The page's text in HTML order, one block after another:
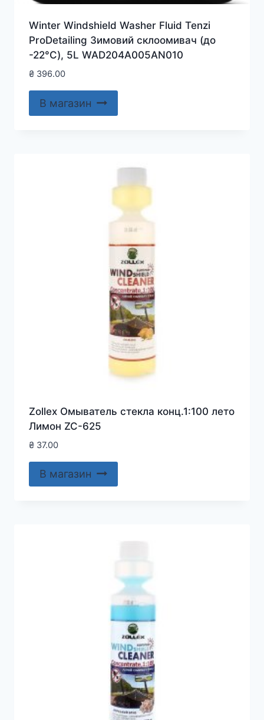
Winter Windshield Washer Fluid Tenzi
ProDetailing Зимовий склоомивач (до
-22°C), 5L WAD204A005AN010
₴396.00
В магазин
Zollex Омыватель стекла конц.1:100 лето
Лимон ZC-625
₴37.00
В магазин